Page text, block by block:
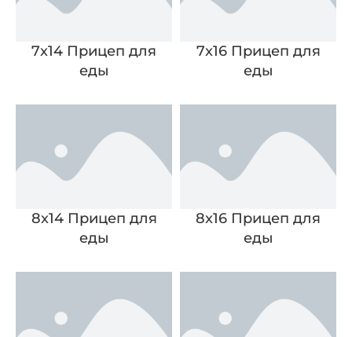
7x14 Прицеп для
еды
7x16 Прицеп для
еды
8x14 Прицеп для
еды
8x16 Прицеп для
еды